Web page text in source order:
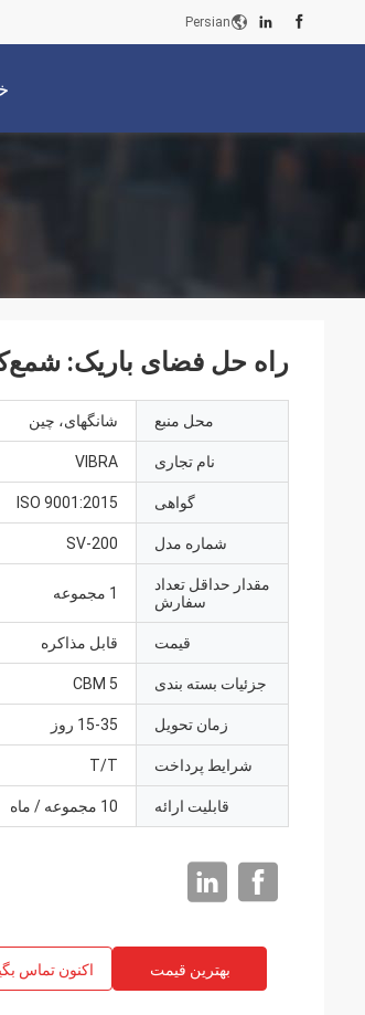
Persian
راه حل فضای باریک:
محل منبع شانگهای، چین
نام تجاری VIBRA
گواهی ISO 9001:2015
شماره مدل SV-200
مقدار حداقل تعداد
سفارش
1 مجموعه
قیمت قابل مذاکره
جزئیات بسته بندی 5 CBM
زمان تحویل 15-35 روز
شرایط پرداخت T/T
قابلیت ارائه 10 مجموعه / ماه
بهترین قیمت اکنون تماس